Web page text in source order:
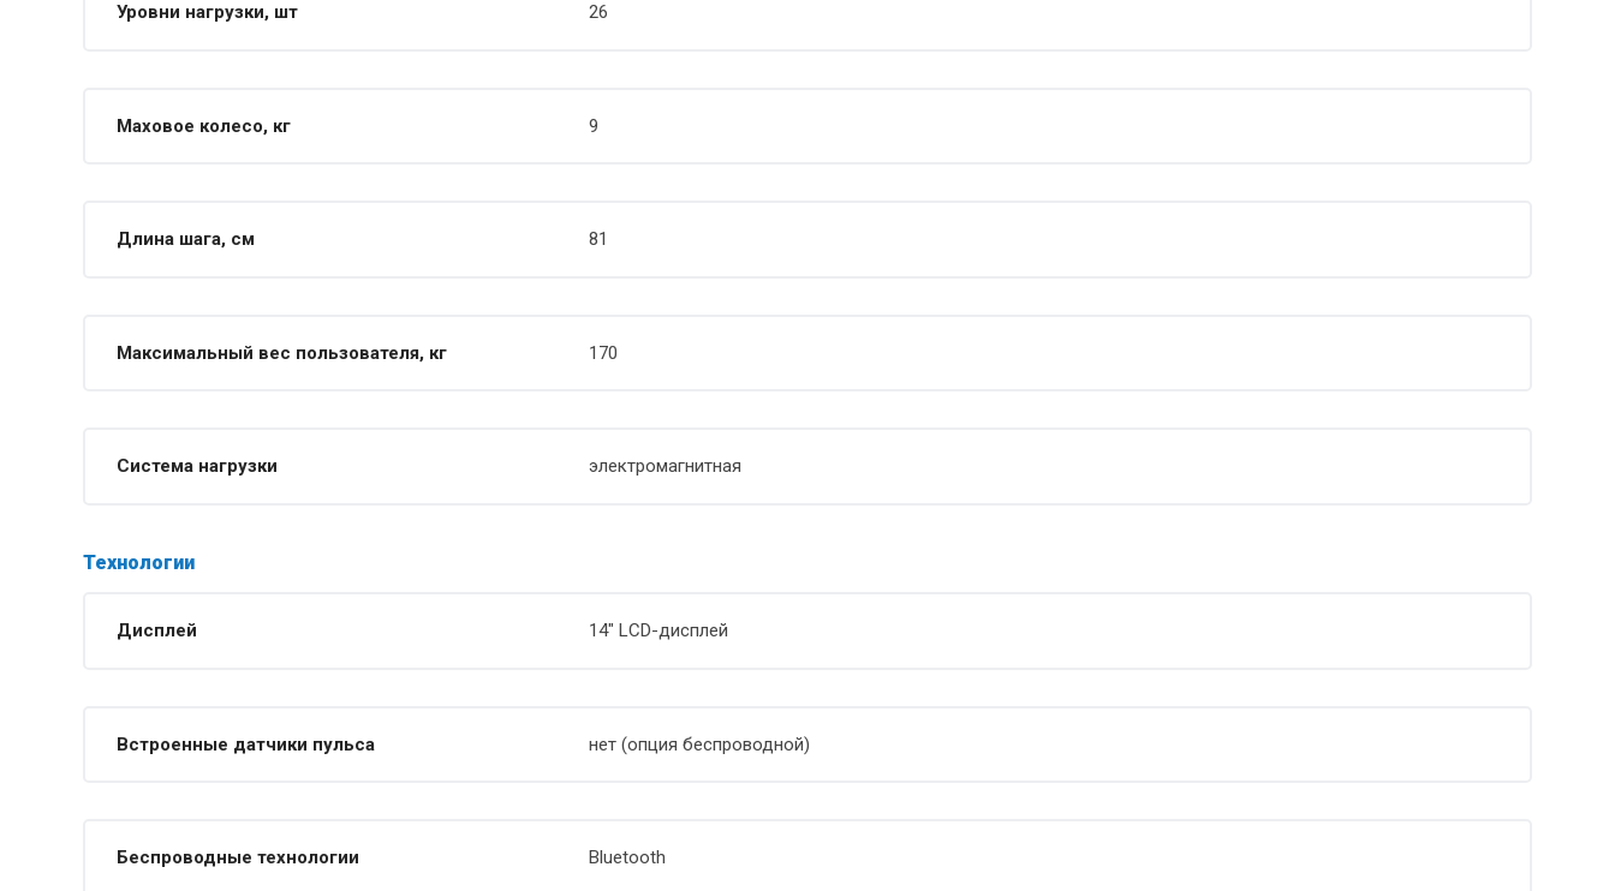
Уровни нагрузки, шт 26
Маховое колесо, кг 9
Длина шага, см 81
Максимальный вес пользователя, кг 170
Система нагрузки электромагнитная
Технологии
Дисплей 14" LCD-дисплей
Встроенные датчики пульса нет (опция беспроводной)
Беспроводные технологии Bluetooth